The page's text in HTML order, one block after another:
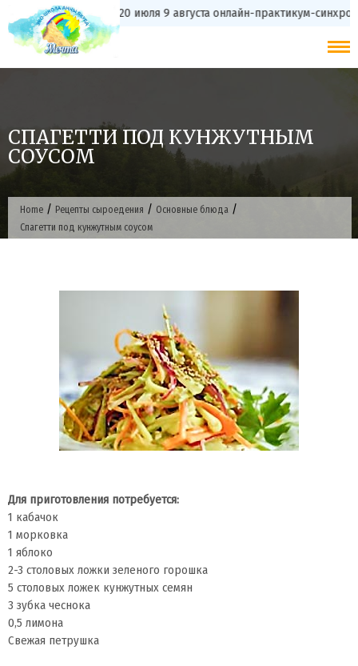
to
content
с 20 июля 9 августа онлайн-практикум-
СПАГЕТТИ ПОД КУНЖУТНЫМ
СОУСОМ
Home / Рецепты сыроедения / Основные блюда /
Спагетти под кунжутным соусом
Для приготовления потребуется:
1 кабачок
1 морковка
1 яблоко
2-3 столовых ложки зеленого горошка
5 столовых ложек кунжутных семян
3 зубка чеснока
0,5 лимона
Свежая петрушка